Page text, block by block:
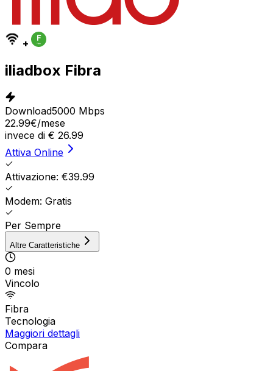
+
iliadbox Fibra
Download5000 Mbps
22.99€/mese
invece di € 26.99
Attiva Online
Attivazione: €39.99
Modem: Gratis
Per Sempre
Altre Caratteristiche
0 mesi
Vincolo
Fibra
Tecnologia
Maggiori dettagli
Compara